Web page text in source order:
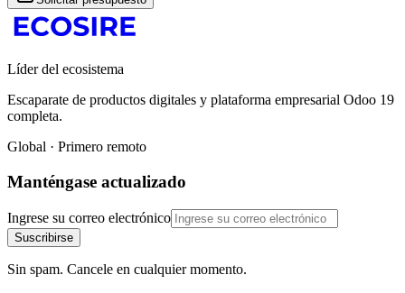
Líder del ecosistema
Escaparate de productos digitales y plataforma empresarial Odoo 19
completa.
Global · Primero remoto
Manténgase actualizado
Ingrese su correo electrónico
Suscribirse
Sin spam. Cancele en cualquier momento.